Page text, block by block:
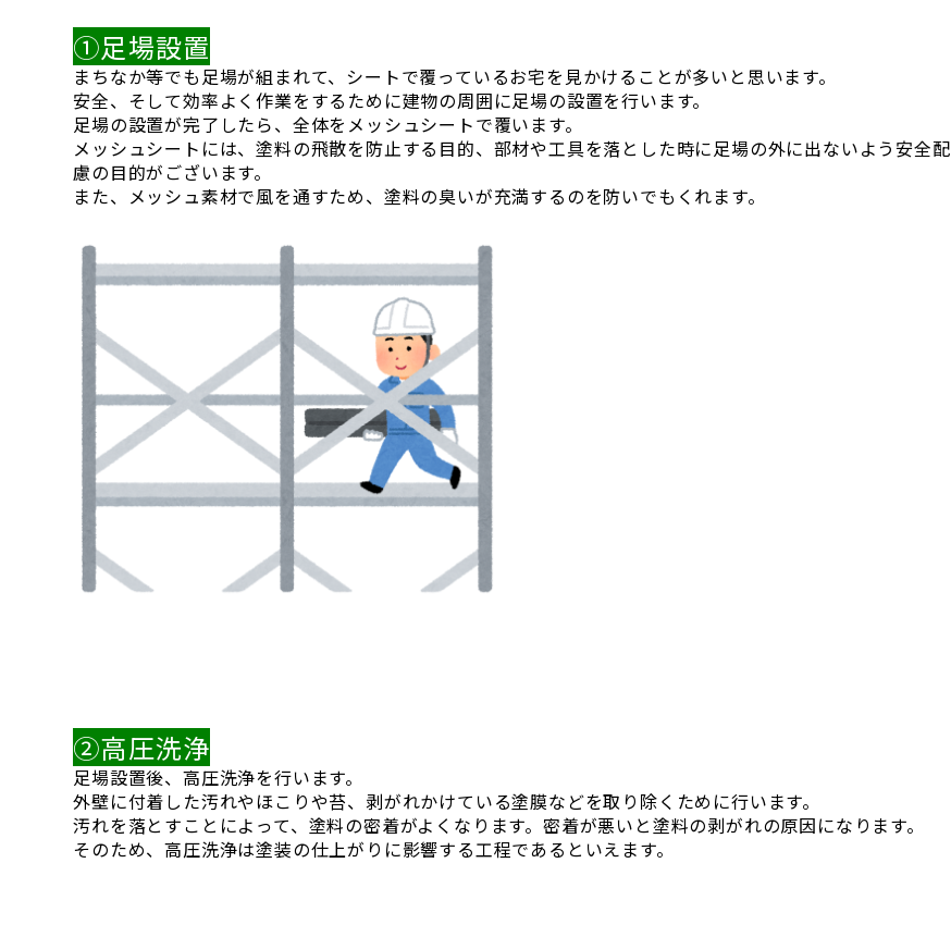
①足場設置
まちなか等でも足場が組まれて、シートで覆っているお宅を見かけることが多いと思います。
安全、そして効率よく作業をするために建物の周囲に足場の設置を行います。
足場の設置が完了したら、全体をメッシュシートで覆います。
メッシュシートには、塗料の飛散を防止する目的、部材や工具を落とした時に足場の外に出ないよう安全配
慮の目的がございます。
また、メッシュ素材で風を通すため、塗料の臭いが充満するのを防いでもくれます。
②高圧洗浄
足場設置後、高圧洗浄を行います。
外壁に付着した汚れやほこりや苔、剥がれかけている塗膜などを取り除くために行います。
汚れを落とすことによって、塗料の密着がよくなります。密着が悪いと塗料の剥がれの原因になります。
そのため、高圧洗浄は塗装の仕上がりに影響する工程であるといえます。